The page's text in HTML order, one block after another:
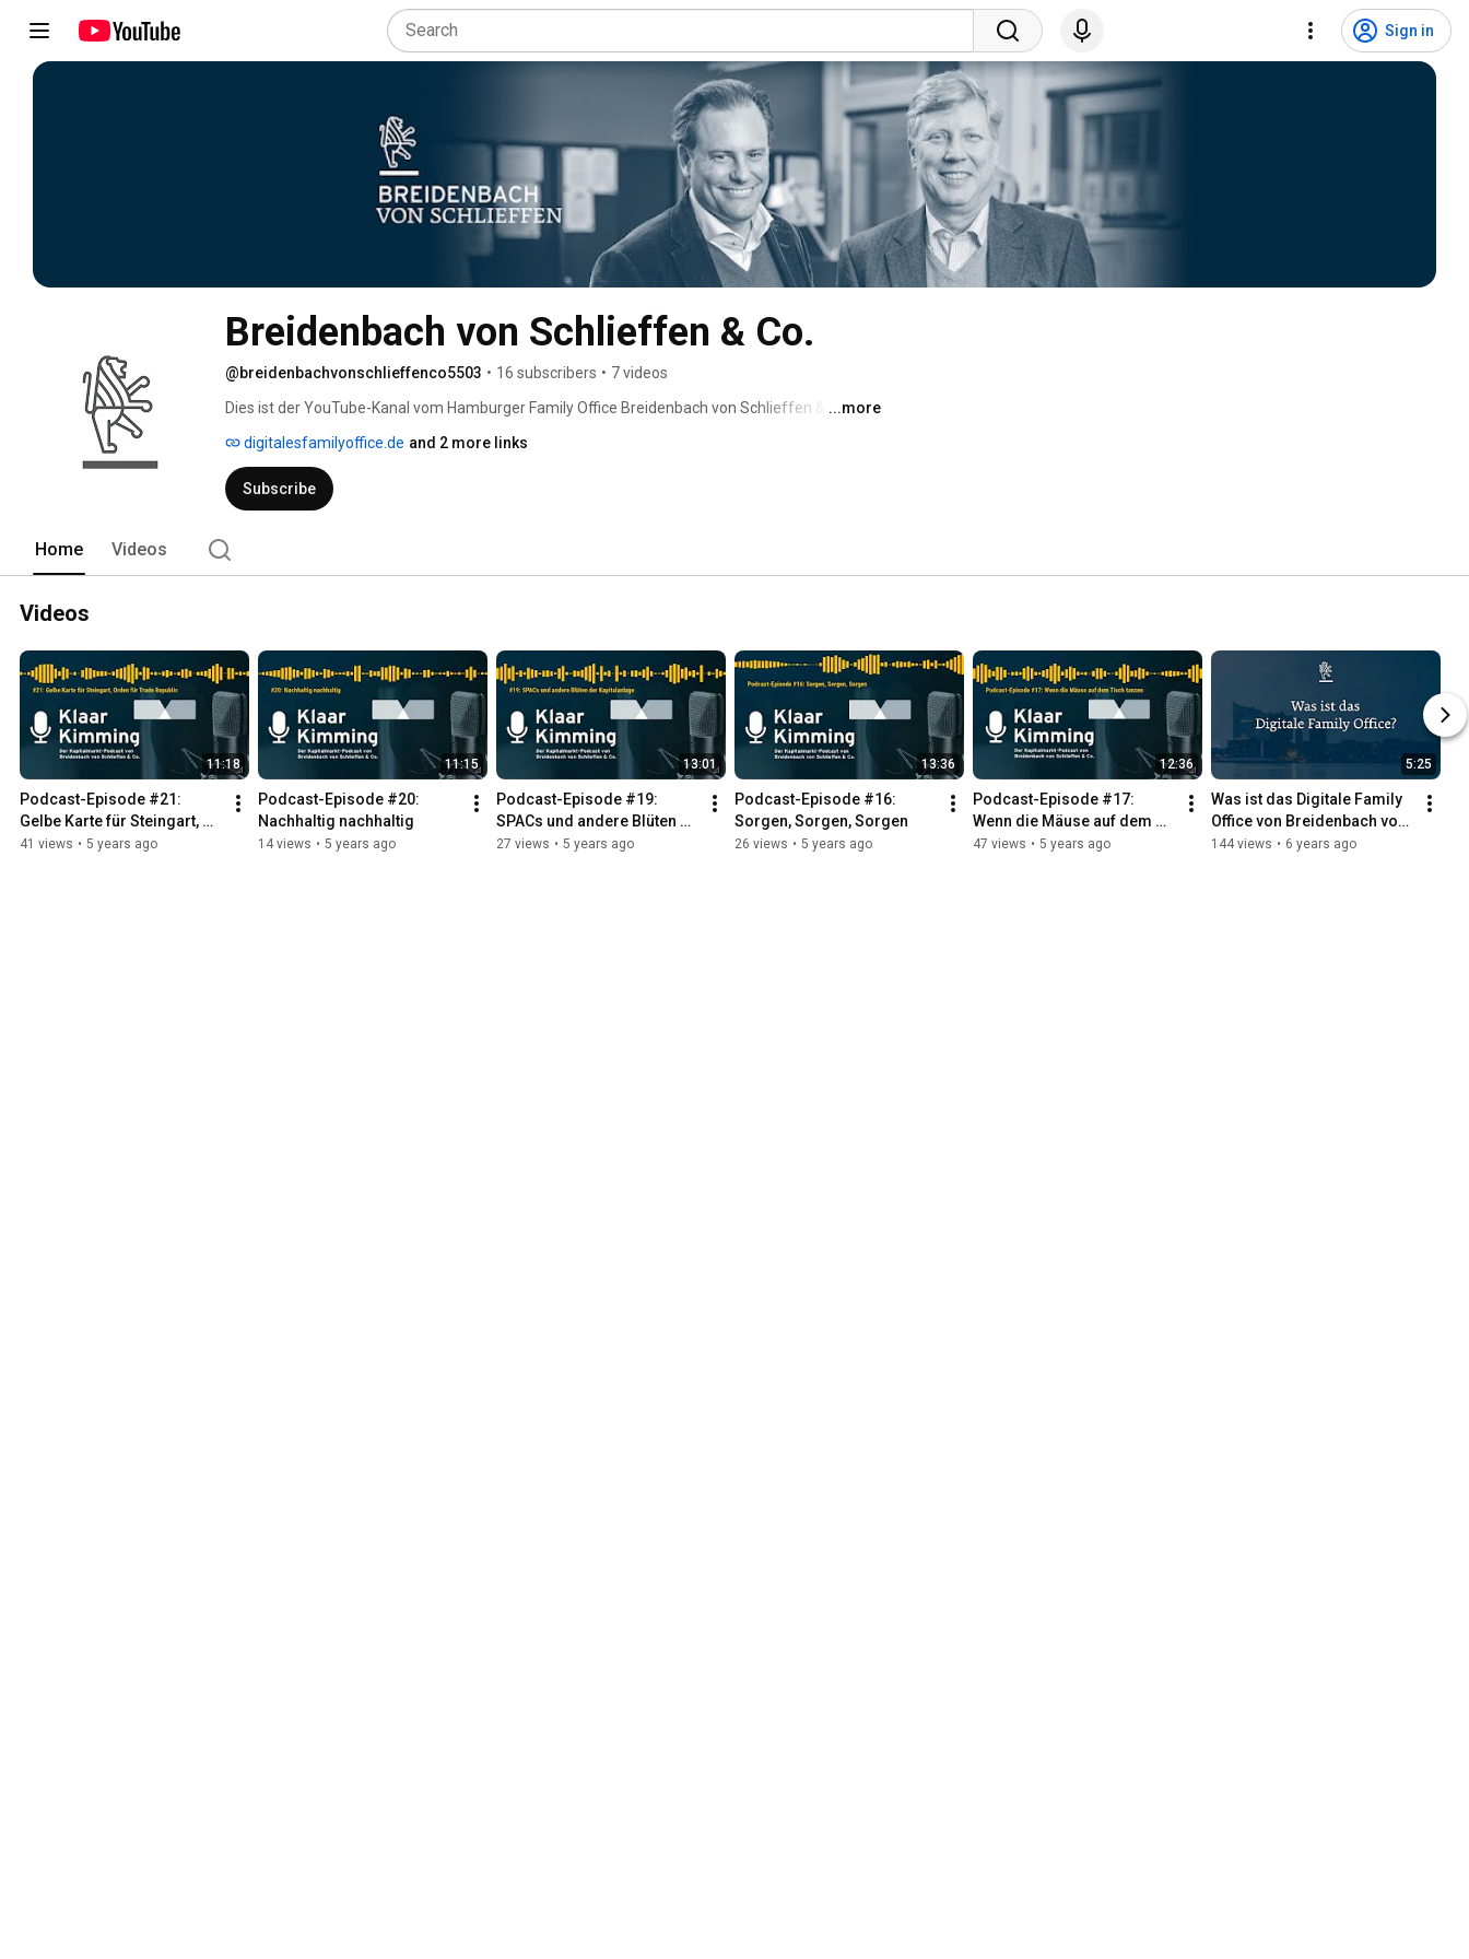
Sign in
Breidenbach von Schlieffen & Co.
@breidenbachvonschlieffenco5503 • 16 subscribers • 7 videos
Dies ist der YouTube-Kanal vom Hamburger Family Office Breidenbach von Schlieffen & Co. ...more
digitalesfamilyoffice.de and 2 more links
Subscribe
Home Videos
Videos
11:18
Podcast-Episode #21:
Gelbe Karte für Steingart,
Orden für Trade Republic
41 views • 5 years ago
11:15
Podcast-Episode #20:
Nachhaltig nachhaltig
14 views • 5 years ago
13:01
Podcast-Episode #19:
SPACs und andere Blüten
der Kapitalanlage
27 views • 5 years ago
13:36
Podcast-Episode #16:
Sorgen, Sorgen, Sorgen
26 views • 5 years ago
12:36
Podcast-Episode #17:
Wenn die Mäuse auf dem
Tisch tanzen
47 views • 5 years ago
5:25
Was ist das Digitale Family
Office von Breidenbach von
Schlieffen & Co.?
144 views • 6 years ago